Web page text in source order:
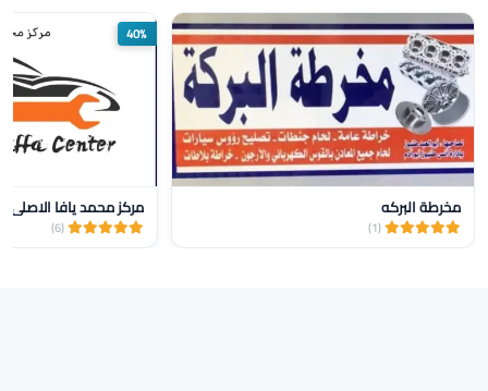
مخرطة البركه
(1)
40%
مركز محمد يافا الاصلي
(6)